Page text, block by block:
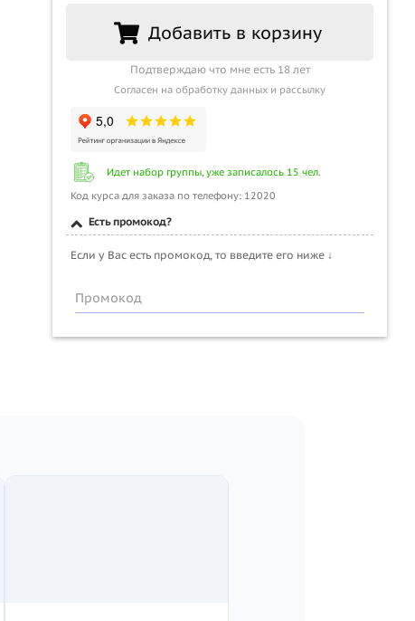
Добавить в корзину
Подтверждаю что мне есть 18 лет
Согласен на обработку данных и рассылку
Идет набор группы, уже записалось 15 чел.
Код курса для заказа по телефону: 12020
Есть промокод?
Если у Вас есть промокод, то введите его ниже ↓
Промокод